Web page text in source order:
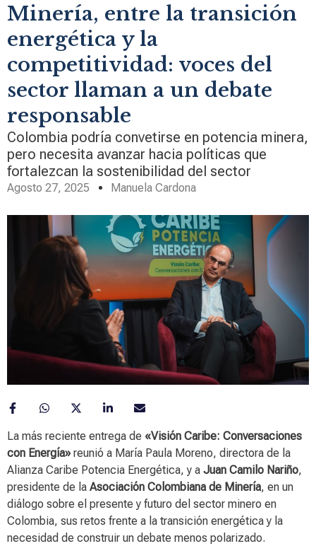
Minería, entre la transición
energética y la
competitividad: voces del
sector llaman a un debate
responsable
Colombia podría convetirse en potencia minera,
pero necesita avanzar hacia políticas que
fortalezcan la sostenibilidad del sector
Agosto 27, 2025 Manuela Cardona
La más reciente entrega de «Visión Caribe: Conversaciones
con Energía» reunió a María Paula Moreno, directora de la
Alianza Caribe Potencia Energética, y a Juan Camilo Nariño,
presidente de la Asociación Colombiana de Minería, en un
diálogo sobre el presente y futuro del sector minero en
Colombia, sus retos frente a la transición energética y la
necesidad de construir un debate menos polarizado.